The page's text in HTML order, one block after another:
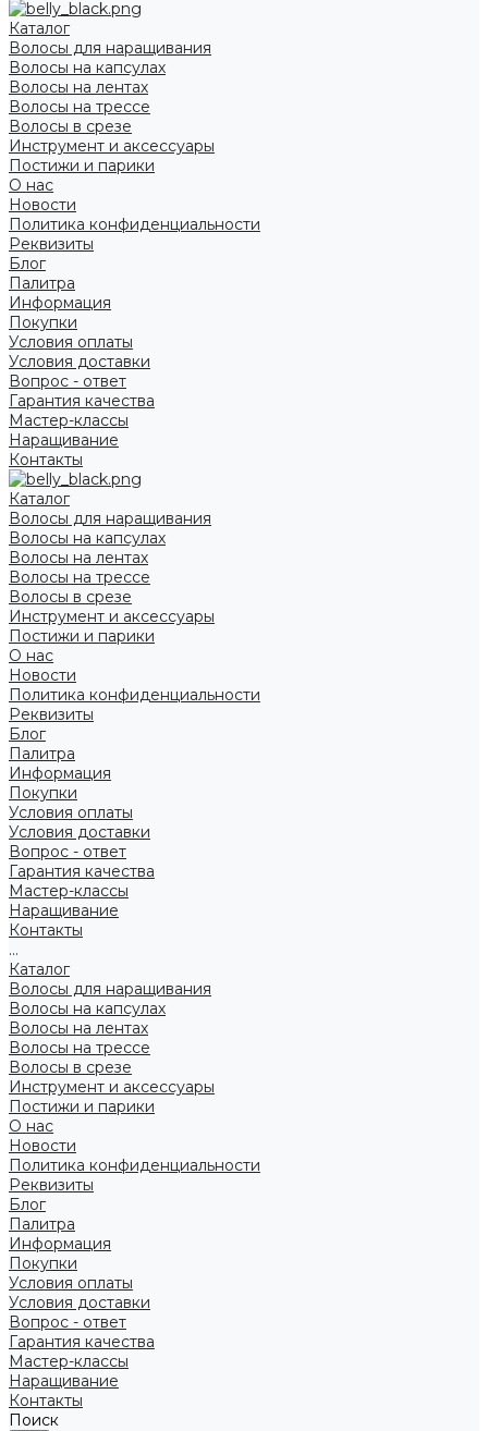
Каталог
Волосы для наращивания
Волосы на капсулах
Волосы на лентах
Волосы на трессе
Волосы в срезе
Инструмент и аксессуары
Постижи и парики
О нас
Новости
Политика конфиденциальности
Реквизиты
Блог
Палитра
Информация
Покупки
Условия оплаты
Условия доставки
Вопрос - ответ
Гарантия качества
Мастер-классы
Наращивание
Контакты
Каталог
Волосы для наращивания
Волосы на капсулах
Волосы на лентах
Волосы на трессе
Волосы в срезе
Инструмент и аксессуары
Постижи и парики
О нас
Новости
Политика конфиденциальности
Реквизиты
Блог
Палитра
Информация
Покупки
Условия оплаты
Условия доставки
Вопрос - ответ
Гарантия качества
Мастер-классы
Наращивание
Контакты
...
Каталог
Волосы для наращивания
Волосы на капсулах
Волосы на лентах
Волосы на трессе
Волосы в срезе
Инструмент и аксессуары
Постижи и парики
О нас
Новости
Политика конфиденциальности
Реквизиты
Блог
Палитра
Информация
Покупки
Условия оплаты
Условия доставки
Вопрос - ответ
Гарантия качества
Мастер-классы
Наращивание
Контакты
Поиск